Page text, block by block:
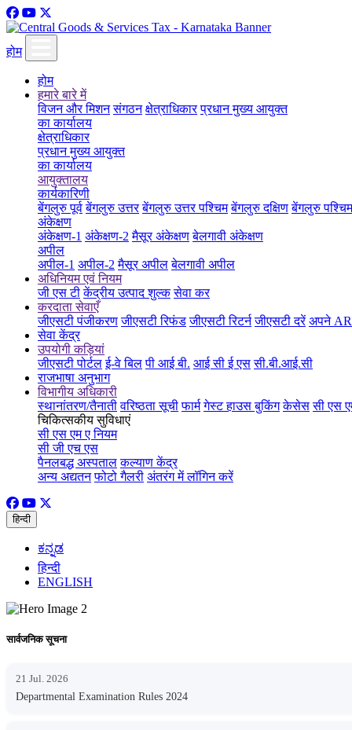
होम
होम
हमारे बारे में
विजन और मिशन संगठन क्षेत्राधिकार प्रधान मुख्य आयुक्त
का कार्यालय
क्षेत्राधिकार
प्रधान मुख्य आयुक्त
का कार्यालय
आयुक्तालय
कार्यकारिणी
बेंगलुरु पूर्व बेंगलुरु उत्तर बेंगलुरु उत्तर पश्चिम बेंगलुरु दक्षिण बेंगलुरु पश्चिम
अंकेक्षण
अंकेक्षण-1 अंकेक्षण-2 मैसूर अंकेक्षण बेलगावी अंकेक्षण
अपील
अपील-1 अपील-2 मैसूर अपील बेलगावी अपील
अधिनियम एवं नियम
जी एस टी केंद्रीय उत्पाद शुल्क सेवा कर
करदाता सेवाएँ
जीएसटी पंजीकरण जीएसटी रिफंड जीएसटी रिटर्न जीएसटी दरें अपने
सेवा केंद्र
उपयोगी कड़ियां
जीएसटी पोर्टल ई-वे बिल पी आई बी. आई सी ई एस सी.बी.आई.सी
राजभाषा अनुभाग
विभागीय अधिकारी
स्थानांतरण/तैनाती वरिष्ठता सूची फार्म गेस्ट हाउस बुकिंग केसेस सी एस
चिकित्सकीय सुविधाएं
सी एस एम ए नियम
सी जी एच एस
पैनलबद्ध अस्पताल कल्याण केंद्र
अन्य अद्यतन फोटो गैलरी अंतरंग में लॉगिन करें
हिन्दी
ಕನ್ನಡ
हिन्दी
ENGLISH
सार्वजनिक सूचना
21 Jul. 2026
Departmental Examination Rules 2024